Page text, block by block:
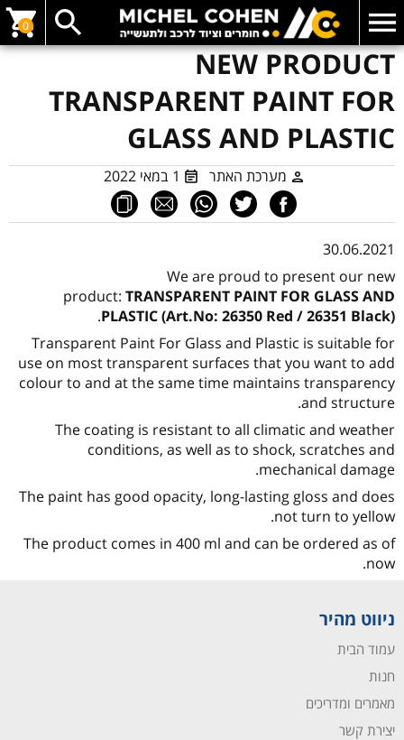
0
NEW PRODUCT
TRANSPARENT PAINT FOR
GLASS AND PLASTIC
מערכת האתר 1 במאי 2022
30.06.2021
We are proud to present our new
product: TRANSPARENT PAINT FOR GLASS AND
PLASTIC (Art.No: 26350 Red / 26351 Black)
.
Transparent Paint For Glass and Plastic is suitable for
use on most transparent surfaces that you want to add
colour to and at the same time maintains transparency
and structure.
The coating is resistant to all climatic and weather
conditions, as well as to shock, scratches and
mechanical damage.
The paint has good opacity, long-lasting gloss and does
not turn to yellow.
The product comes in 400 ml and can be ordered as of
now.
ניווט מהיר
עמוד הבית
חנות
מאמרים ומדריכים
יצירת קשר